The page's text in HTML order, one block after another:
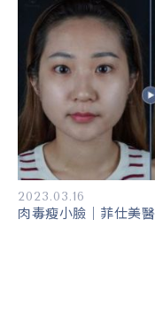
2023.03.16
肉毒瘦小臉｜菲仕美